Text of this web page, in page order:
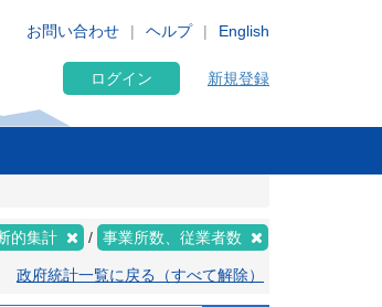
English
お問い合わせ ヘルプ
ログイン 新規登録
的集計 事業所数、従業者数
政府統計一覧に戻る（すべて解除）